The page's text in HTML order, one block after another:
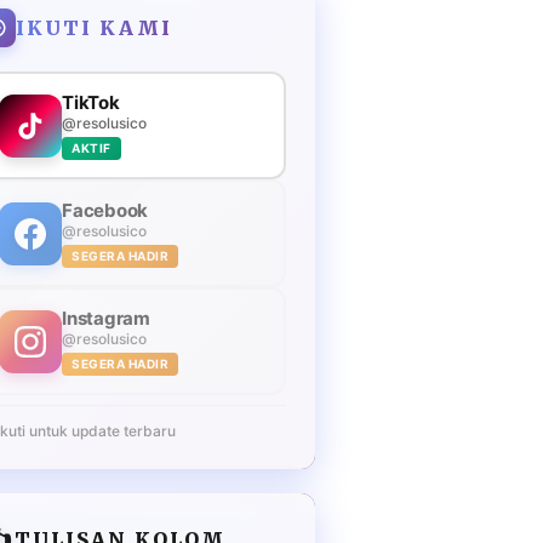
IKUTI KAMI
TikTok
@resolusico
AKTIF
Facebook
@resolusico
SEGERA HADIR
Instagram
@resolusico
SEGERA HADIR
untuk update terbaru